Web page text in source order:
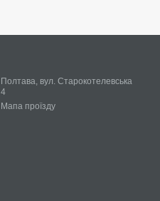
Полтава, вул. Старокотелевська
4
Мапа проїзду